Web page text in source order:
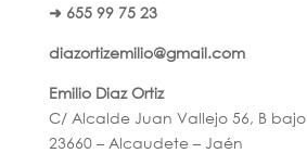
➜ 655 99 75 23
diazortizemilio@gmail.com
Emilio Diaz Ortiz
C/ Alcalde Juan Vallejo 56, B bajo
23660 – Alcaudete – Jaén